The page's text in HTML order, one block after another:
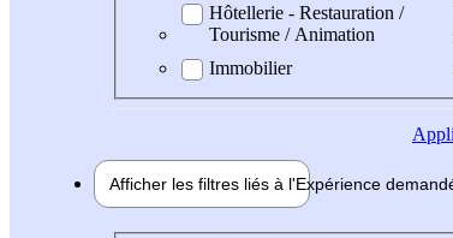
Hôtellerie - Restauration /
Tourisme / Animation
Immobilier
Afficher les filtres liés à l'Expérience